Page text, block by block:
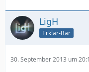
LigH
Erklär-Bär
30. September 2013 um